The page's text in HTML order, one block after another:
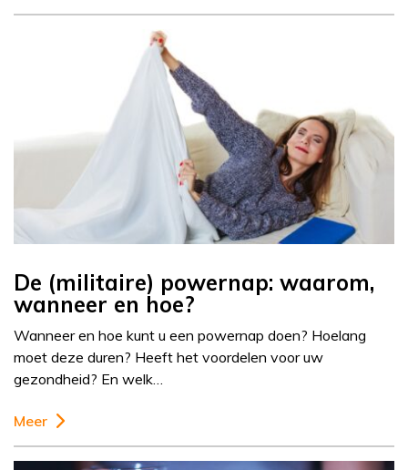
De (militaire) powernap: waarom,
wanneer en hoe?
Wanneer en hoe kunt u een powernap doen? Hoelang
moet deze duren? Heeft het voordelen voor uw
gezondheid? En welk…
Meer